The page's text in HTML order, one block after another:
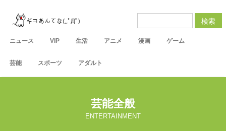
ニュース VIP 生活 アニメ 漫画 ゲーム
芸能 スポーツ アダルト
検索
芸能全般
ENTERTAINMENT